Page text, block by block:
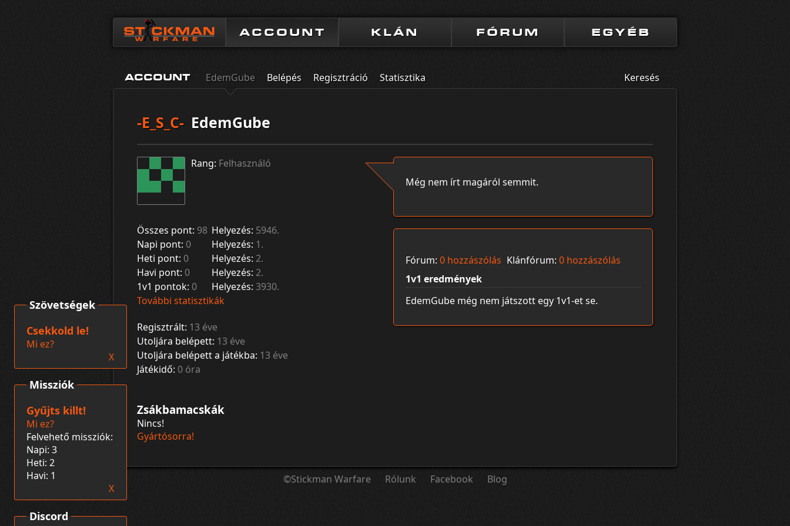
ACCOUNT KLÁN FÓRUM EGYÉB
ACCOUNT EdemGube Belépés Regisztráció Statisztika Keresés
-E_S_C- EdemGube
Rang: Felhasználó
Összes pont: 98 Helyezés: 5946.
Napi pont: 0 Helyezés: 1.
Heti pont: 0 Helyezés: 2.
Havi pont: 0 Helyezés: 2.
1v1 pontok: 0 Helyezés: 3930.
További statisztikák
Regisztrált: 13 éve
Utoljára belépett: 13 éve
Utoljára belépett a játékba: 13 éve
Játékidő: 0 óra
Zsákbamacskák
Nincs!
Gyártósorra!
Még nem írt magáról semmit.
Fórum: 0 hozzászólás Klánfórum: 0 hozzászólás
1v1 eredmények
EdemGube még nem játszott egy 1v1-et se.
©Stickman Warfare Rólunk Facebook Blog
Discord
Missziók
Gyűjts killt!
Mi ez?
Felvehető missziók:
Napi: 3
Heti: 2
Havi: 1
X
Szövetségek
Csekkold le!
Mi ez?
X